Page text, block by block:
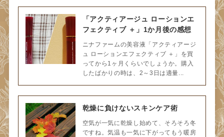
「アクティアージュ ローションエ
フェクティブ ＋」1か月後の感想
ニナファームの美容液「アクティアージ
ュ ローションエフェクティブ ＋」を買
ってから1ヶ月くらいでしょうか。購入
したばかりの時は、2～3日は適量...
乾燥に負けないスキンケア術
空気が一気に乾燥し始めて、そろそろ冬
ですね。気温も一気に下がってもう暖房